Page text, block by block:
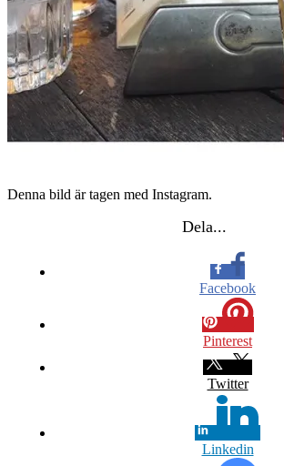
Denna bild är tagen med Instagram.
Dela...
Facebook
Pinterest
Twitter
Linkedin